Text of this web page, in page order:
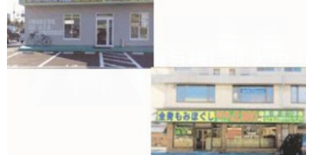
近くのサロンを探す
現在地から探す